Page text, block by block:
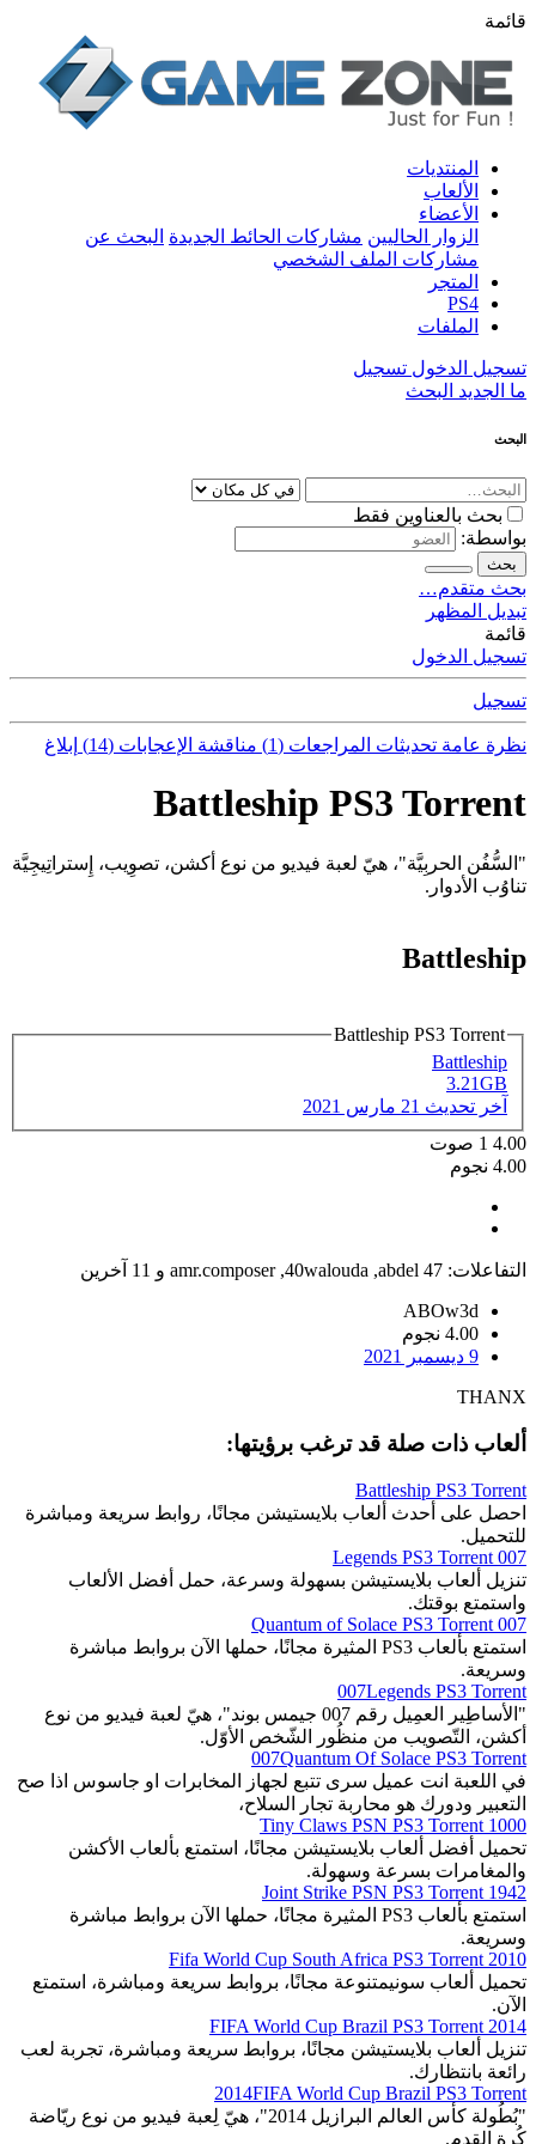
قائمة
المنتديات
الألعاب
الأعضاء
الزوار الحاليين مشاركات الحائط الجديدة البحث عن
مشاركات الملف الشخصي
المتجر
PS4
الملفات
تسجيل الدخول تسجيل
ما الجديد البحث
البحث
بحث بالعناوين فقط
بواسطة:
بحث
بحث متقدم…
تبديل المظهر
قائمة
تسجيل الدخول
تسجيل
نظرة عامة تحديثات المراجعات (1) مناقشة الإعجابات (14) إبلاغ
Battleship PS3 Torrent
"السُّفُن الحربِيَّة"، هيّ لعبة فيديو من نوع أكشن، تصوِيب، إِستراتِيجِيَّة
تناوُب الأدوار.
Battleship
Battleship PS3 Torrent
Battleship
3.21GB
آخر تحديث 21 مارس 2021
4.00
1 صوت
4.00 نجوم
التفاعلات: abdel 47
,
40walouda
,
amr.composer و 11 آخرين
ABOw3d
4.00 نجوم
9 ديسمبر 2021
THANX
ألعاب ذات صلة قد ترغب برؤيتها:
Battleship PS3 Torrent
احصل على أحدث ألعاب بلايستيشن مجانًا، روابط سريعة ومباشرة
للتحميل.
007 Legends PS3 Torrent
تنزيل ألعاب بلايستيشن بسهولة وسرعة، حمل أفضل الألعاب
واستمتع بوقتك.
007 Quantum of Solace PS3 Torrent
استمتع بألعاب PS3 المثيرة مجانًا، حملها الآن بروابط مباشرة
وسريعة.
007Legends PS3 Torrent
"الأساطِير العمِيل رقم 007 جيمس بوند"، هيّ لعبة فيديو من نوع
أكشن، التّصويب من منظُور الشّخص الأوّل.
007Quantum Of Solace PS3 Torrent
في اللعبة انت عميل سرى تتبع لجهاز المخابرات او جاسوس اذا صح
التعبير ودورك هو محاربة تجار السلاح،
1000 Tiny Claws PSN PS3 Torrent
تحميل أفضل ألعاب بلايستيشن مجانًا، استمتع بألعاب الأكشن
والمغامرات بسرعة وسهولة.
1942 Joint Strike PSN PS3 Torrent
استمتع بألعاب PS3 المثيرة مجانًا، حملها الآن بروابط مباشرة
وسريعة.
2010 Fifa World Cup South Africa PS3 Torrent
تحميل ألعاب سونيمتنوعة مجانًا، بروابط سريعة ومباشرة، استمتع
الآن.
2014 FIFA World Cup Brazil PS3 Torrent
تنزيل ألعاب بلايستيشن مجانًا، بروابط سريعة ومباشرة، تجربة لعب
رائعة بانتظارك.
2014FIFA World Cup Brazil PS3 Torrent
"بُطُولة كأس العالم البرازيل 2014"، هيّ لِعبة فيديو من نوع ريّاضة
كُرة القدم.